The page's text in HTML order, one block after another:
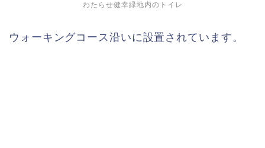
わたらせ健幸緑地内のトイレ
ウォーキングコース沿いに設置されています。